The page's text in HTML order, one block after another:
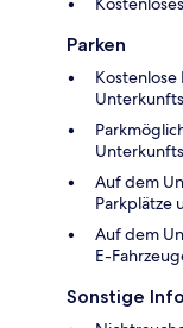
Parken
Kostenlose
Auf dem
Parkplätze
Auf dem
E-
Sonstige